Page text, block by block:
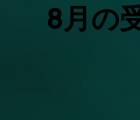
8月の